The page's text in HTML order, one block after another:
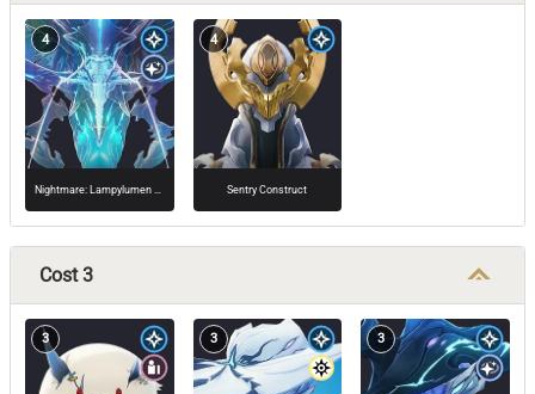
4 4
Sentry Construct
Cost 3
3 3 3